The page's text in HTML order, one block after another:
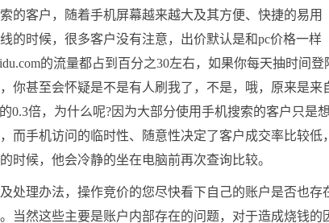
的客户，随着手机屏幕越来越大及其方便、快捷的易用
的时候，很多客户没有注意，出价默认是和pc价格一样
的流量都占到百分之30左右，如果你每天抽时间登
你甚至会怀疑是不是有人刷我了，不是，哦，原来是来
0.3倍，为什么呢?因为大部分使用手机搜索的客户只是想
手机访问的临时性、随意性决定了客户成交率比较低，
时候，他会冷静的坐在电脑前再次查询比较。
处理办法，操作竞价的您尽快看下自己的账户是否也存
当然这些主要是账户内部存在的问题，对于造成烧钱的